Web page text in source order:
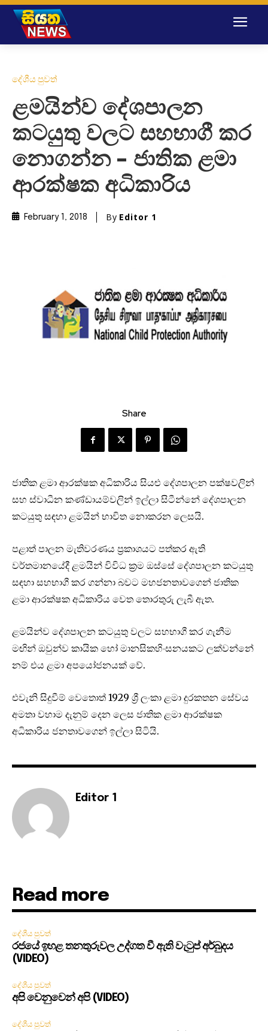
දේශීය පුවත්
ළමයින්ව දේශපාලන
කටයුතු වලට සහභාගී කර
නොගන්න – ජාතික ළමා
ආරක්ෂක අධිකාරිය
February 1, 2018 By Editor 1
Share
ජාතික ළමා ආරක්ෂක අධිකාරිය සියළු දේශපාලන පක්ෂවලින්
සහ ස්වාධීන කණ්ඩායම්වලින් ඉල්ලා සිටීන්නේ දේශපාලන
කටයුතු සඳහා ළමයින් භාවිත නොකරන ලෙසයි.
පළාත් පාලන මැතිවරණය ප්‍රකාශයට පත්කර ඇති
වර්තමානයේදී ළමයින් විවිධ ක්‍රම ඔස්සේ දේශපාලන කටයුතු
සඳහා සහභාගී කර ගන්නා බවට මහජනතාවගෙන් ජාතික
ළමා ආරක්ෂක අධිකාරිය වෙත තොරතුරු ලැබී ඇත.
ළමයින්ව දේශපාලන කටයුතු වලට සහභාගී කර ගැනීම
මඟින් ඔවුන්ව කායික හෝ මානසිකහිංසනයකට ලක්වන්නේ
නම් එය ළමා අපයෝජනයක් වේ.
එවැනි සිදුවීම් වෙතොත් 1929 ශ්‍රී ලංකා ළමා දුරකතන සේවය
අමතා වහාම දැනුම් දෙන ලෙස ජාතික ළමා ආරක්ෂක
අධිකාරිය ජනතාවගෙන් ඉල්ලා සිටියි.
Editor 1
Read more
දේශීය පුවත්
රජයේ ඉහළ තනතුරුවල උද්ගත වී ඇති වැටුප් අර්බුදය
(VIDEO)
දේශීය පුවත්
අපි වෙනුවෙන් අපි (VIDEO)
දේශීය පුවත්